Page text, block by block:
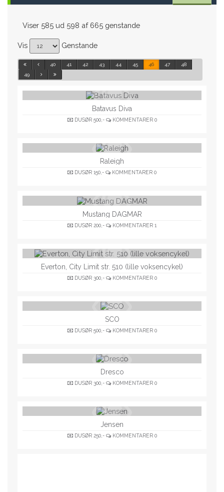
Viser 585 ud 598 af 665 genstande
Vis Genstande
40 41 42 43 44 45 46 47
48
49
Batavus Diva
DUSØR 500,- KOMMENTARER 0
Raleigh
DUSØR 150,- KOMMENTARER 0
Mustang DAGMAR
DUSØR 200,- KOMMENTARER 1
Everton, City Limit str. 510 (lille voksencykel)
DUSØR 300,- KOMMENTARER 0
SCO
DUSØR 500,- KOMMENTARER 0
Dresco
DUSØR 300,- KOMMENTARER 0
Jensen
DUSØR 250,- KOMMENTARER 0